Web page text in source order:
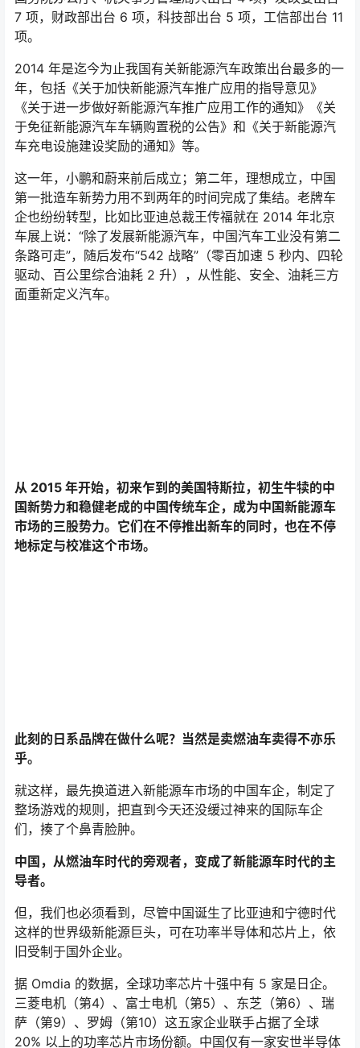
就这样，最先换道进入新能源车市场的中国车企，制定了
整场游戏的规则，把直到今天还没缓过神来的国际车企
们，揍了个鼻青脸肿。
中国，从燃油车时代的旁观者，变成了新能源车时代的主
导者。
但，我们也必须看到，尽管中国诞生了比亚迪和宁德时代
这样的世界级新能源巨头，可在功率半导体和芯片上，依
旧受制于国外企业。
据 Omdia 的数据，全球功率芯片十强中有 5 家是日企。
三菱电机（第4）、富士电机（第5）、东芝（第6）、瑞
萨（第9）、罗姆（第10）这五家企业联手占据了全球
20% 以上的功率芯片市场份额。中国仅有一家安世半导体
入榜。
和巅峰期 50%的市占率不可同日而语，但如今的日本在全
球功率半导体行业的地位依旧固若金汤，“日本半导体打个
喷嚏，全世界半导体都要跟着感冒”不是一句空话。比如罗
姆就掌控了全球碳化硅功率半导体市场 10% 以上的份额和
过去拆完车，心慌的是中国车企，慌的是这样高级的车中
国造不出；现在拆完车，心慌的是日本车企，慌的是这样
便宜的车日本造不出。
在纯电车领域，中国车企几乎已经完成了对日本车企跨
越，但我们同时也殷切期待着日系车企能绝地求生，重回
纯电车赛道。